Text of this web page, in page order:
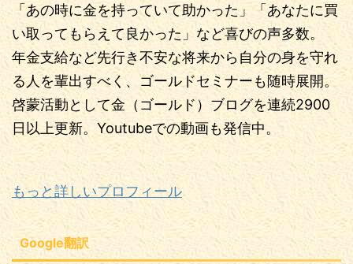
「あの時に金を持っていて助かった」「あなたに買
い取ってもらえて良かった」など喜びの声多数。
年金支給など先行き不安な将来から自分の身を守れ
る人を輩出すべく、ゴールドセミナーも随時展開。
啓蒙活動として金（ゴールド）ブログを連続2900
日以上更新。Youtubeでの動画も発信中。
もっと詳しいプロフィール
Google翻訳